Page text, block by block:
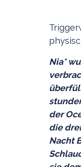
Nia*
der
die
Nacht